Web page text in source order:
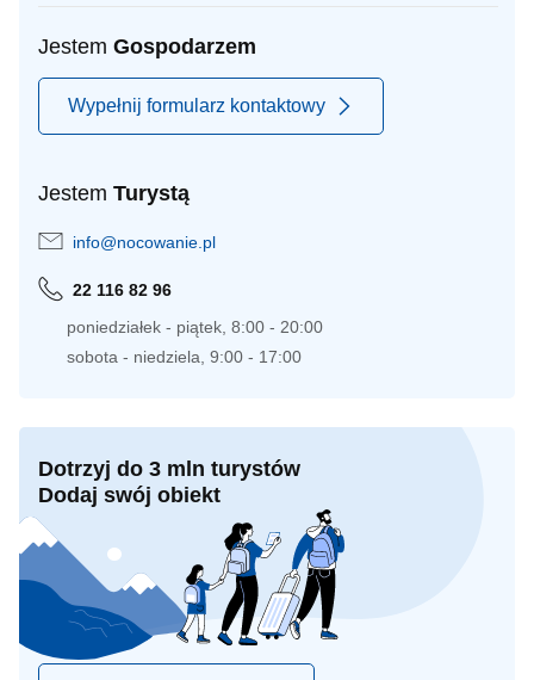
Jestem Gospodarzem
Wypełnij formularz kontaktowy
Jestem Turystą
info@nocowanie.pl
22 116 82 96
poniedziałek - piątek, 8:00 - 20:00
sobota - niedziela, 9:00 - 17:00
Dotrzyj do 3 mln turystów
Dodaj swój obiekt